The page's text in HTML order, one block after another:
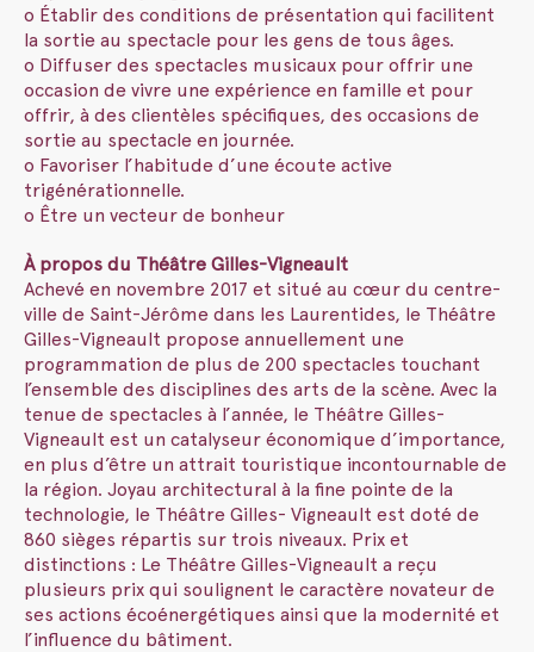
o Établir des conditions de présentation qui facilitent
la sortie au spectacle pour les gens de tous âges.
o Diffuser des spectacles musicaux pour offrir une
occasion de vivre une expérience en famille et pour
offrir, à des clientèles spécifiques, des occasions de
sortie au spectacle en journée.
o Favoriser l’habitude d’une écoute active
trigénérationnelle.
o Être un vecteur de bonheur
À propos du Théâtre Gilles-Vigneault
Achevé en novembre 2017 et situé au cœur du centre-
ville de Saint-Jérôme dans les Laurentides, le Théâtre
Gilles-Vigneault propose annuellement une
programmation de plus de 200 spectacles touchant
l’ensemble des disciplines des arts de la scène. Avec la
tenue de spectacles à l’année, le Théâtre Gilles-
Vigneault est un catalyseur économique d’importance,
en plus d’être un attrait touristique incontournable de
la région. Joyau architectural à la fine pointe de la
technologie, le Théâtre Gilles- Vigneault est doté de
860 sièges répartis sur trois niveaux. Prix et
distinctions : Le Théâtre Gilles-Vigneault a reçu
plusieurs prix qui soulignent le caractère novateur de
ses actions écoénergétiques ainsi que la modernité et
l’influence du bâtiment.